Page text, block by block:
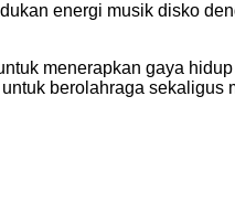
energi musik disko
menerapkan gaya
berolahraga